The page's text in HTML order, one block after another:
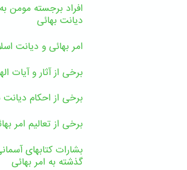
افراد برجسته مومن به
دیانت بهائی
امر بهائی و دیانت
برخی از آثار و آیات
برخی از احکام دیانت
برخی از تعالیم امر
بشارات کتابهای
گذشته به امر بهائی